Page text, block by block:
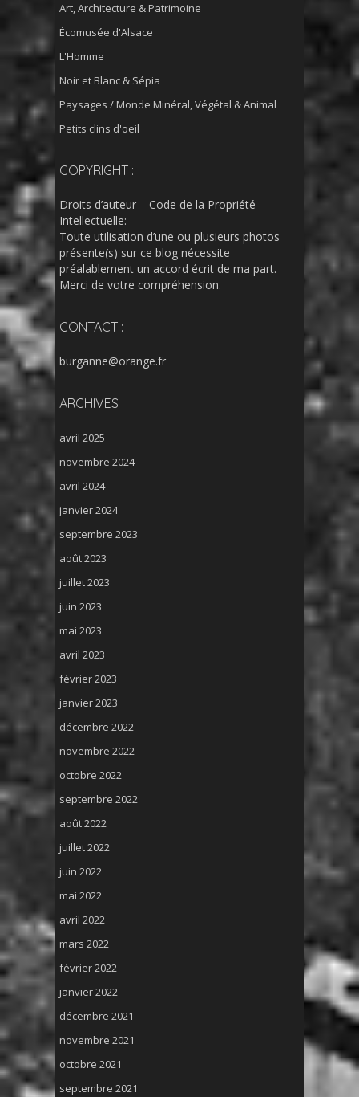
Art, Architecture & Patrimoine
Écomusée d'Alsace
L'Homme
Noir et Blanc & Sépia
Paysages / Monde Minéral, Végétal & Animal
Petits clins d'oeil
COPYRIGHT :
Droits d’auteur – Code de la Propriété
Intellectuelle:
Toute utilisation d’une ou plusieurs photos
présente(s) sur ce blog nécessite
préalablement un accord écrit de ma part.
Merci de votre compréhension.
CONTACT :
burganne@orange.fr
ARCHIVES
avril 2025
novembre 2024
avril 2024
janvier 2024
septembre 2023
août 2023
juillet 2023
juin 2023
mai 2023
avril 2023
février 2023
janvier 2023
décembre 2022
novembre 2022
octobre 2022
septembre 2022
août 2022
juillet 2022
juin 2022
mai 2022
avril 2022
mars 2022
février 2022
janvier 2022
décembre 2021
novembre 2021
octobre 2021
septembre 2021